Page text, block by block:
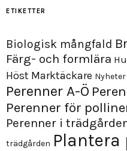
ETIKETTER
Biologisk mångfald
Färg- och formlära
Höst Marktäckare Nyheter
Perenner A-Ö
Perenner för
Perenner i
trädgården Plantera